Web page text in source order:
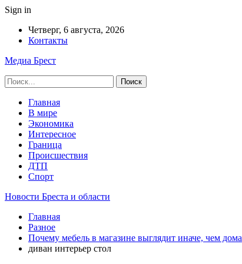
Sign in
Четверг, 6 августа, 2026
Контакты
Медиа Брест
Главная
В мире
Экономика
Интересное
Граница
Происшествия
ДТП
Спорт
Новости Бреста и области
Главная
Разное
Почему мебель в магазине выглядит иначе, чем дома
диван интерьер стол